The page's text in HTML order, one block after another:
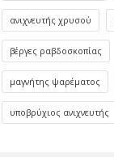
ανιχνευτής χρυσού
βέργες ραβδοσκοπίας
μαγνήτης ψαρέματος
υποβρύχιος ανιχνευτής